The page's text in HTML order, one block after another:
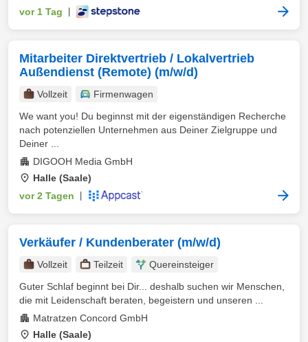
vor 1 Tag
Mitarbeiter Direktvertrieb / Lokalvertrieb
Außendienst (Remote) (m/w/d)
Vollzeit
Firmenwagen
We want you! Du beginnst mit der eigenständigen Recherche
nach potenziellen Unternehmen aus Deiner Zielgruppe und
Deiner ...
DIGOOH Media GmbH
Halle (Saale)
vor 2 Tagen
Verkäufer / Kundenberater (m/w/d)
Vollzeit Teilzeit
Quereinsteiger
Guter Schlaf beginnt bei Dir... deshalb suchen wir Menschen,
die mit Leidenschaft beraten, begeistern und unseren ...
Matratzen Concord GmbH
Halle (Saale)